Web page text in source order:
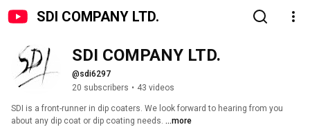
SDI COMPANY LTD.
SDI COMPANY LTD.
@sdi6297
20 subscribers • 43 videos
SDI is a front-runner in dip coaters. We look forward to hearing from you
about any dip coat or dip coating needs. ...more